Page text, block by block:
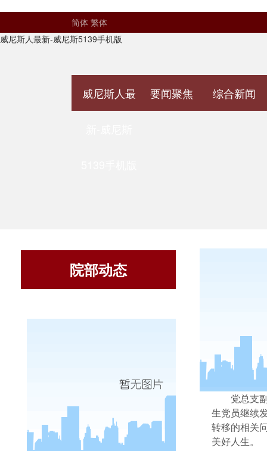
简体 繁体
威尼斯人最新-威尼斯5139手机版
威尼斯人最 要闻聚焦 综合新闻
院部动态
6 10日
党总支
生党员继续
转移的相关
美好人生。